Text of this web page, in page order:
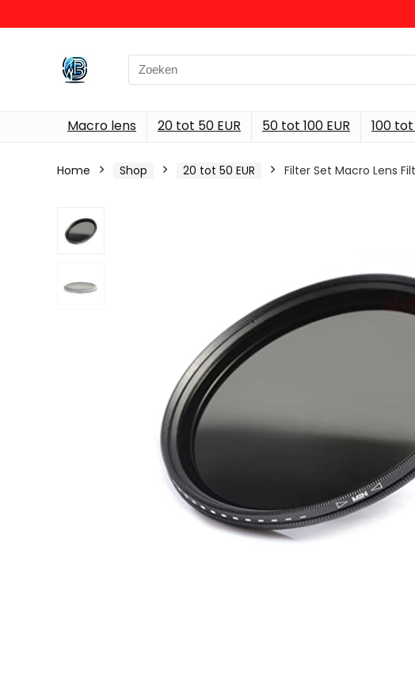
Search
for:
Macro lens 20 tot 50 EUR 50 tot 100 EUR 100 tot
Home Shop 20 tot 50 EUR Filter Set Macro Lens